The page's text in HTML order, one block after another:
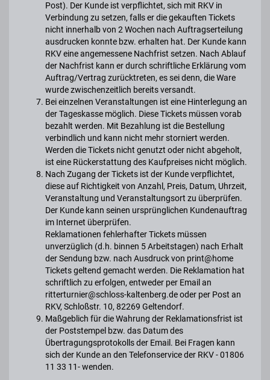
Post). Der Kunde ist verpflichtet, sich mit RKV in
Verbindung zu setzen, falls er die gekauften Tickets
nicht innerhalb von 2 Wochen nach Auftragserteilung
ausdrucken konnte bzw. erhalten hat. Der Kunde kann
RKV eine angemessene Nachfrist setzen. Nach Ablauf
der Nachfrist kann er durch schriftliche Erklärung vom
Auftrag/Vertrag zurücktreten, es sei denn, die Ware
wurde zwischenzeitlich bereits versandt.
Bei einzelnen Veranstaltungen ist eine Hinterlegung an
der Tageskasse möglich. Diese Tickets müssen vorab
bezahlt werden. Mit Bezahlung ist die Bestellung
verbindlich und kann nicht mehr storniert werden.
Werden die Tickets nicht genutzt oder nicht abgeholt,
ist eine Rückerstattung des Kaufpreises nicht möglich.
Nach Zugang der Tickets ist der Kunde verpflichtet,
diese auf Richtigkeit von Anzahl, Preis, Datum, Uhrzeit,
Veranstaltung und Veranstaltungsort zu überprüfen.
Der Kunde kann seinen ursprünglichen Kundenauftrag
im Internet überprüfen.
Reklamationen fehlerhafter Tickets müssen
unverzüglich (d.h. binnen 5 Arbeitstagen) nach Erhalt
der Sendung bzw. nach Ausdruck von print@home
Tickets geltend gemacht werden. Die Reklamation hat
schriftlich zu erfolgen, entweder per Email an
ritterturnier@schloss-kaltenberg.de oder per Post an
RKV, Schloßstr. 10, 82269 Geltendorf.
Maßgeblich für die Wahrung der Reklamationsfrist ist
der Poststempel bzw. das Datum des
Übertragungsprotokolls der Email. Bei Fragen kann
sich der Kunde an den Telefonservice der RKV - 01806
11 33 11- wenden.